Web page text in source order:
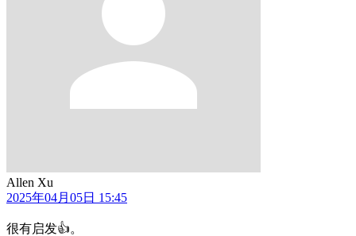
Allen Xu
2025年04月05日 15:45
很有启发👍。